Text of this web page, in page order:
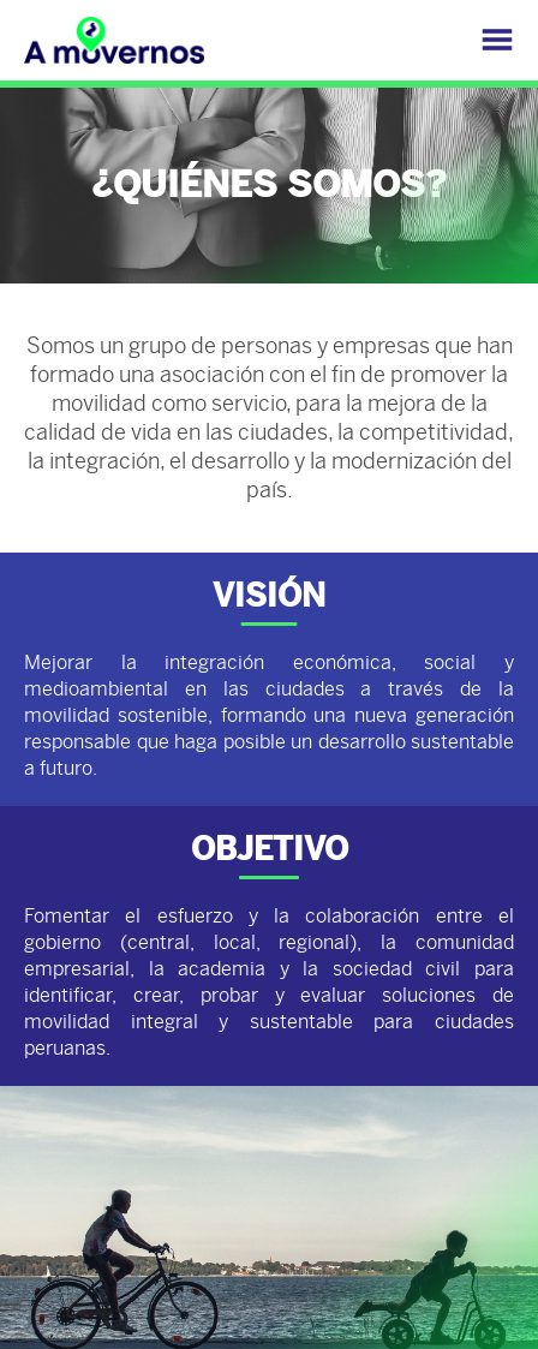
¿QUIÉNES SOMOS?
Somos un grupo de personas y empresas que han
formado una asociación con el fin de promover la
movilidad como servicio, para la mejora de la
calidad de vida en las ciudades, la competitividad,
la integración, el desarrollo y la modernización del
país.
VISIÓN
Mejorar la integración económica, social y
medioambiental en las ciudades a través de la
movilidad sostenible, formando una nueva generación
responsable que haga posible un desarrollo sustentable
a futuro.
OBJETIVO
Fomentar el esfuerzo y la colaboración entre el
gobierno (central, local, regional), la comunidad
empresarial, la academia y la sociedad civil para
identificar, crear, probar y evaluar soluciones de
movilidad integral y sustentable para ciudades
peruanas.